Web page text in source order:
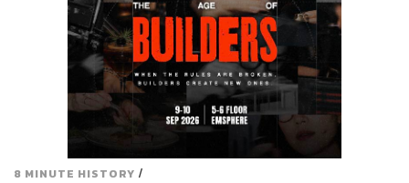
8 MINUTE HISTORY /